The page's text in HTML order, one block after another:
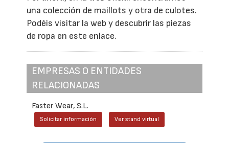
una colección de maillots y otra de culotes.
Podéis visitar la web y descubrir las piezas
de ropa en este enlace.
EMPRESAS O ENTIDADES
RELACIONADAS
Faster Wear, S.L.
Solicitar información Ver stand virtual